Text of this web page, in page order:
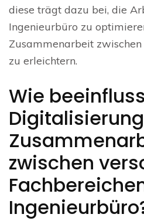
diese trägt dazu bei, die
Ingenieurbüro zu
Zusammenarbeit
zu erleichtern.
Wie
zwischen